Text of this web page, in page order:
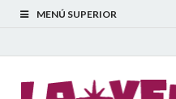
MENÚ SUPERIOR